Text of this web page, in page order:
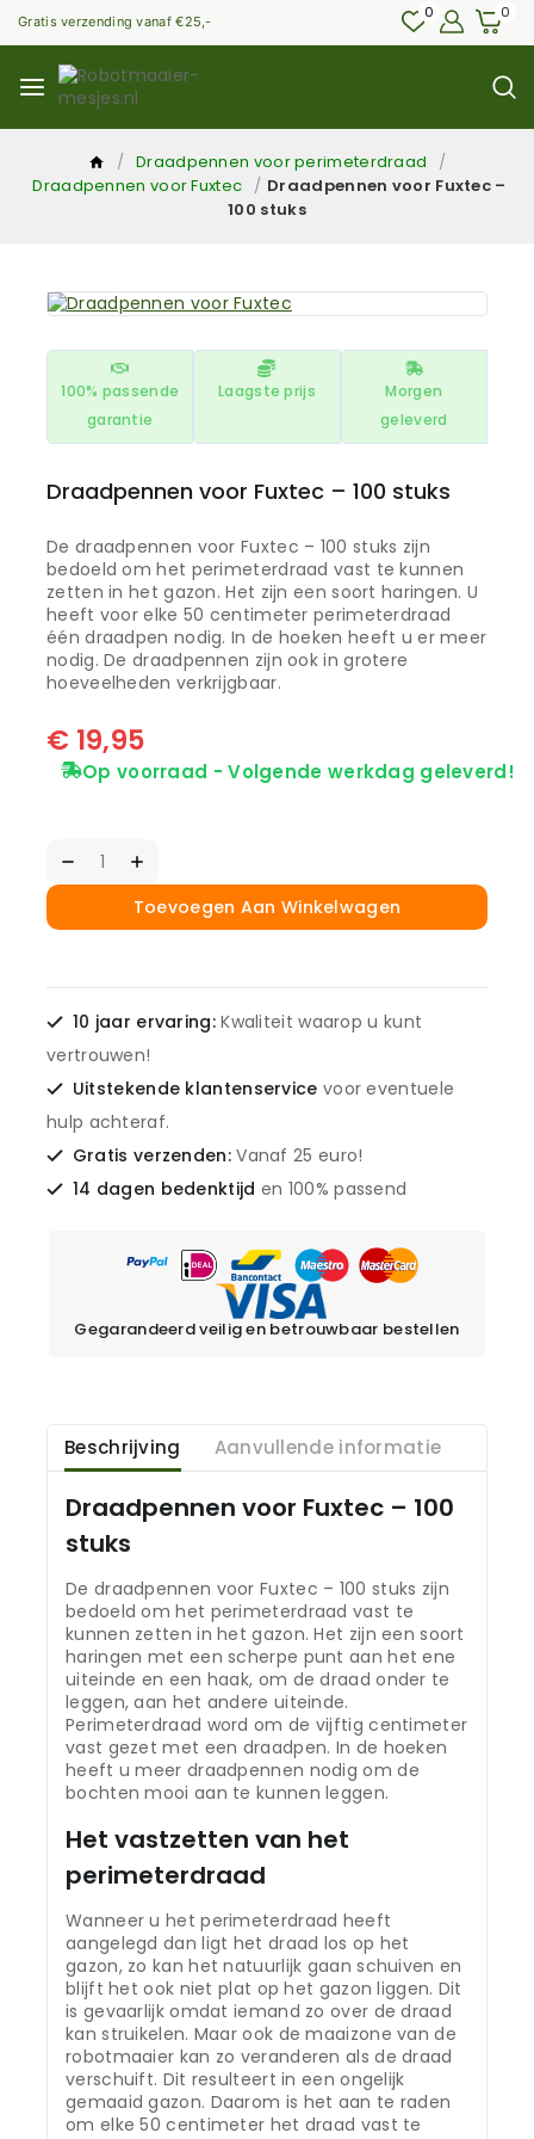
Gratis verzending vanaf €25,- 0 0
/ Draadpennen voor perimeterdraad
/
Draadpennen voor Fuxtec / Draadpennen voor Fuxtec –
100 stuks
100% passende
garantie
Laagste prijs
Morgen
geleverd
Draadpennen voor Fuxtec – 100 stuks
De draadpennen voor Fuxtec – 100 stuks zijn
bedoeld om het perimeterdraad vast te kunnen
zetten in het gazon. Het zijn een soort haringen. U
heeft voor elke 50 centimeter perimeterdraad
één draadpen nodig. In de hoeken heeft u er meer
nodig. De draadpennen zijn ook in grotere
hoeveelheden verkrijgbaar.
€ 19,95
Op voorraad - Volgende werkdag geleverd!
Toevoegen Aan Winkelwagen
10 jaar ervaring:Kwaliteit waarop u kunt
vertrouwen!
Uitstekende klantenservice voor eventuele
hulp achteraf.
Gratis verzenden:Vanaf 25 euro!
14 dagen bedenktijd en 100% passend
Gegarandeerd veilig en betrouwbaar bestellen
Beschrijving Aanvullende informatie
Draadpennen voor Fuxtec – 100
stuks
De draadpennen voor Fuxtec – 100 stuks zijn
bedoeld om het perimeterdraad vast te
kunnen zetten in het gazon. Het zijn een soort
haringen met een scherpe punt aan het ene
uiteinde en een haak, om de draad onder te
leggen, aan het andere uiteinde.
Perimeterdraad word om de vijftig centimeter
vast gezet met een draadpen. In de hoeken
heeft u meer draadpennen nodig om de
bochten mooi aan te kunnen leggen.
Het vastzetten van het
perimeterdraad
Wanneer u het perimeterdraad heeft
aangelegd dan ligt het draad los op het
gazon, zo kan het natuurlijk gaan schuiven en
blijft het ook niet plat op het gazon liggen. Dit
is gevaarlijk omdat iemand zo over de draad
kan struikelen. Maar ook de maaizone van de
robotmaaier kan zo veranderen als de draad
verschuift. Dit resulteert in een ongelijk
gemaaid gazon. Daarom is het aan te raden
om elke 50 centimeter het draad vast te